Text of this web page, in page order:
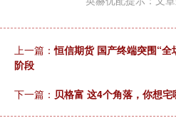
上一篇：恒信期货 国产终端突围“
阶段
下一篇： 贝格富 这4个角落，你想宅